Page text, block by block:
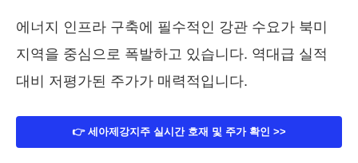
에너지 인프라 구축에 필수적인 강관 수요가 북미
지역을 중심으로 폭발하고 있습니다. 역대급 실적
대비 저평가된 주가가 매력적입니다.
👉 세아제강지주 실시간 호재 및 주가 확인 >>